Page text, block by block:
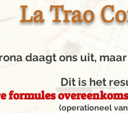
La Trao
daagt ons uit,
Dit is het
formules
(operationeel